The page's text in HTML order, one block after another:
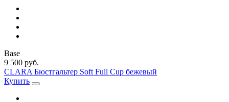
Base
9 500 руб.
CLARA Бюстгальтер Soft Full Cup бежевый
Купить